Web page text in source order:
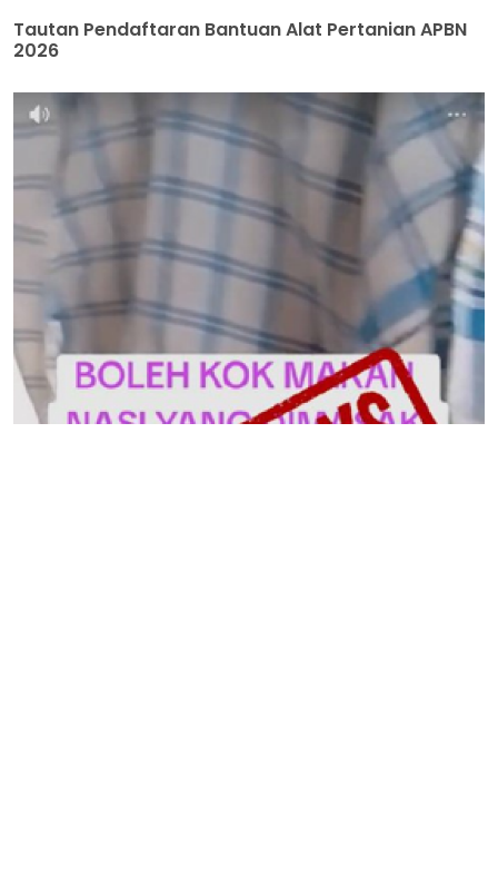
Tautan Pendaftaran Bantuan Alat Pertanian APBN
2026